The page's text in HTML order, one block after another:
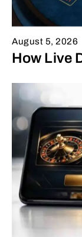
August 5, 2026
How Live